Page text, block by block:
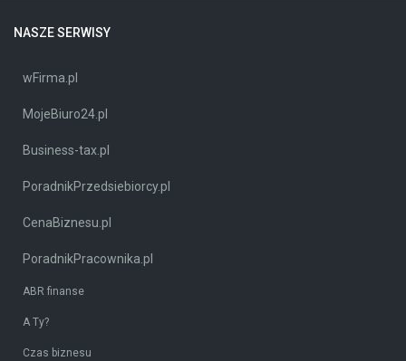
NASZE SERWISY
wFirma.pl
MojeBiuro24.pl
Business-tax.pl
PoradnikPrzedsiebiorcy.pl
CenaBiznesu.pl
PoradnikPracownika.pl
ABR finanse
A Ty?
Czas biznesu